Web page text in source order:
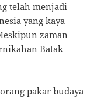
telah menjadi
yang kaya
zaman
Batak
pakar budaya